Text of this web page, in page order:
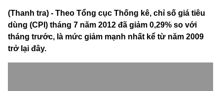
(Thanh tra) - Theo Tổng cục Thống kê, chỉ số giá tiêu
dùng (CPI) tháng 7 năm 2012 đã giảm 0,29% so với
tháng trước, là mức giảm mạnh nhất kể từ năm 2009
trở lại đây.